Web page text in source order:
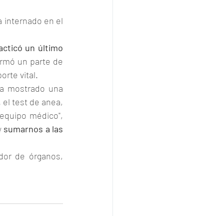
internado en el
un último
un parte de
vital.
mostrado una
test de anea,
médico",
sumarnos a las
de órganos,